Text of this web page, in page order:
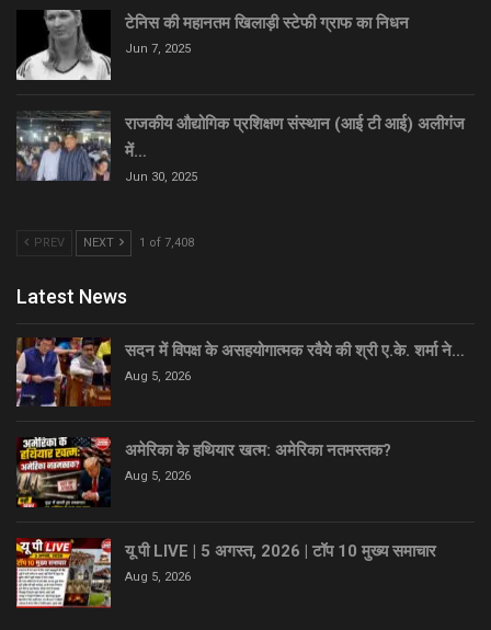
टेनिस की महानतम खिलाड़ी स्टेफी ग्राफ का निधन
Jun 7, 2025
राजकीय औद्योगिक प्रशिक्षण संस्थान (आई टी आई) अलीगंज
में…
Jun 30, 2025
PREV NEXT 1 of 7,408
Latest News
सदन में विपक्ष के असहयोगात्मक रवैये की श्री ए.के. शर्मा ने…
Aug 5, 2026
अमेरिका के हथियार खत्म: अमेरिका नतमस्तक?
Aug 5, 2026
यू पी LIVE | 5 अगस्त, 2026 | टॉप 10 मुख्य समाचार
Aug 5, 2026